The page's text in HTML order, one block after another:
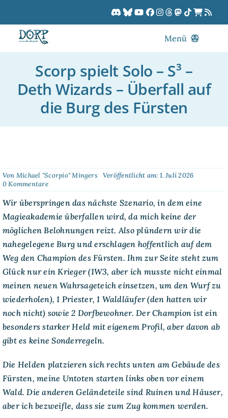
springen
Menü
DORPCast
DORP-TV
Downloads
Kalender
Scorp spielt Solo – S³ –
Deth Wizards – Überfall auf
die Burg des Fürsten
Von Michael "Scorpio" Mingers
Veröffentlicht am: 1. Juli 2026
0 Kommentareon
Scorp
spielt
Solo
–
S³
–
Deth
Wizards
–
Überfall
die
Burg
des
Fürsten
Wir überspringen das nächste Szenario, in dem eine
Magieakademie überfallen wird, da mich keine der
möglichen Belohnungen reizt. Also plündern wir die
nahegelegene Burg und erschlagen hoffentlich auf dem
Weg den Champion des Fürsten. Ihm zur Seite steht zum
Glück nur ein Krieger (1W3, aber ich musste nicht einmal
meinen neuen Wahrsageteich einsetzen, um den Wurf zu
wiederholen), 1 Priester, 1 Waldläufer (den hatten wir
noch nicht) sowie 2 Dorfbewohner. Der Champion ist ein
besonders starker Held mit eigenem Profil, aber davon ab
gibt es keine Sonderregeln.
Die Helden platzieren sich rechts unten am Gebäude des
Fürsten, meine Untoten starten links oben vor einem
Wald. Die anderen Geländeteile sind Ruinen und Häuser,
aber ich bezweifle, dass sie zum Zug kommen werden.